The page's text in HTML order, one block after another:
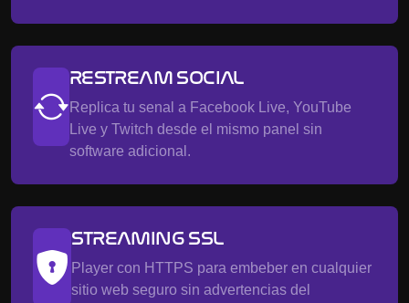
RESTREAM SOCIAL
Replica tu senal a Facebook Live, YouTube
Live y Twitch desde el mismo panel sin
software adicional.
STREAMING SSL
Player con HTTPS para embeber en cualquier
sitio web seguro sin advertencias del